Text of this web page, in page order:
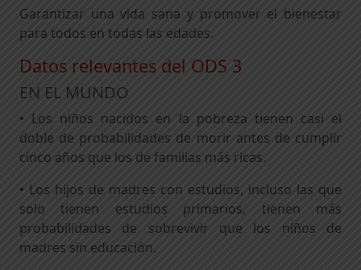
Garantizar una vida sana y promover el bienestar
para todos en todas las edades.
Datos relevantes del ODS 3
EN EL MUNDO
• Los niños nacidos en la pobreza tienen casi el
doble de probabilidades de morir antes de cumplir
cinco años que los de familias más ricas.
• Los hijos de madres con estudios, incluso las que
solo tienen estudios primarios, tienen más
probabilidades de sobrevivir que los niños de
madres sin educación.